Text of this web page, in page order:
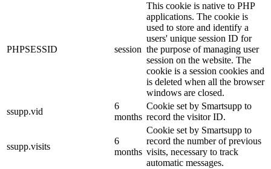
PHPSESSID session
This cookie is native to PHP
applications. The cookie is
used to store and identify a
users' unique session ID for
the purpose of managing user
session on the website. The
cookie is a session cookies and
is deleted when all the browser
windows are closed.
ssupp.vid
6
months
Cookie set by Smartsupp to
record the visitor ID.
ssupp.visits
6
months
Cookie set by Smartsupp to
record the number of previous
visits, necessary to track
automatic messages.